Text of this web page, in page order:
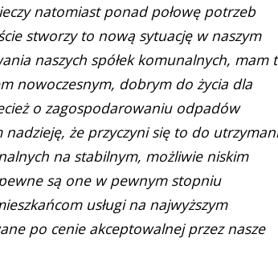
natomiast ponad połowę potrzeb
stworzy to nową sytuację w naszym
naszych spółek komunalnych, mam
nowoczesnym, dobrym do życia dla
o zagospodarowaniu odpadów
że przyczyni się to do
na stabilnym, możliwie niskim
są one w pewnym stopniu
usługi na najwyższym
po cenie akceptowalnej przez nasze